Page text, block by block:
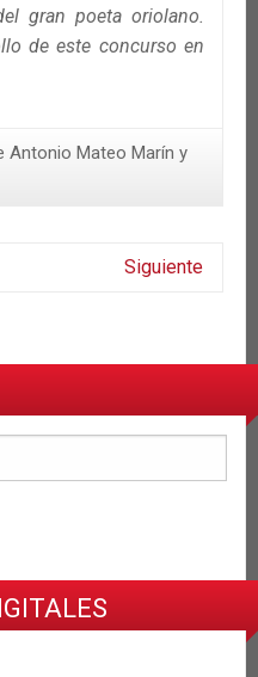
gran poeta oriolano.
de este concurso en
Antonio Mateo Marín y
Siguiente